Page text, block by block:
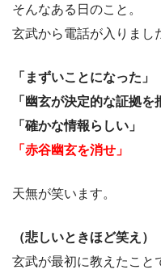
そんなある日のこと。
玄武から電話が入りまし
「まずいことになった」
「幽玄が決定的な証拠を
「確かな情報らしい」
「赤谷幽玄を消せ」
天無が笑います。
（悲しいときほど笑え）
玄武が最初に教えたこと